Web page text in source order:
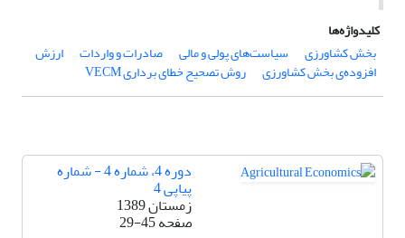
کلیدواژه‌ها
بخش کشاورزی
سیاست‌های پولی و مالی صادرات و واردات ارزش
افزوده‌ی بخش کشاورزی روش تصحیح خطای برداری VECM
دوره 4، شماره 4 - شماره
پیاپی 4
زمستان 1389
صفحه29-45